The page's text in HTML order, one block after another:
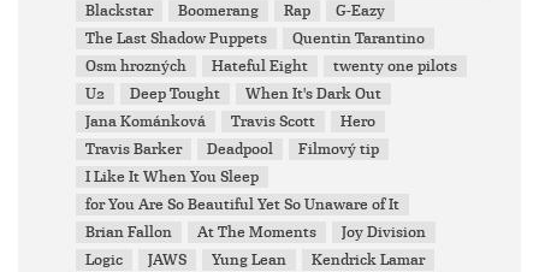
Blackstar
Boomerang Rap
G-Eazy
The Last Shadow Puppets
Quentin Tarantino
Osm hrozných
Hateful Eight
twenty one pilots
U2
Deep Tought
When It's Dark Out
Jana Kománková
Travis Scott
Hero
Travis Barker
Deadpool
Filmový tip
I Like It When You Sleep
for You Are So Beautiful Yet So Unaware of It
Brian Fallon
At The Moments
Joy Division
Logic
JAWS Yung Lean
Kendrick Lamar